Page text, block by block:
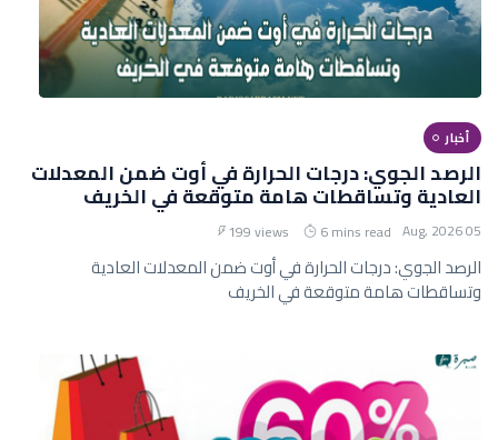
أخبار
الرصد الجوي: درجات الحرارة في أوت ضمن المعدلات
العادية وتساقطات هامة متوقعة في الخريف
05 Aug, 2026
6 mins read
199 views
الرصد الجوي: درجات الحرارة في أوت ضمن المعدلات العادية
وتساقطات هامة متوقعة في الخريف